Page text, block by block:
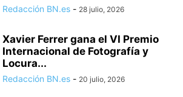
Redacción BN.es - 28 julio, 2026
Xavier Ferrer gana el VI Premio
Internacional de Fotografía y
Locura...
Redacción BN.es - 20 julio, 2026